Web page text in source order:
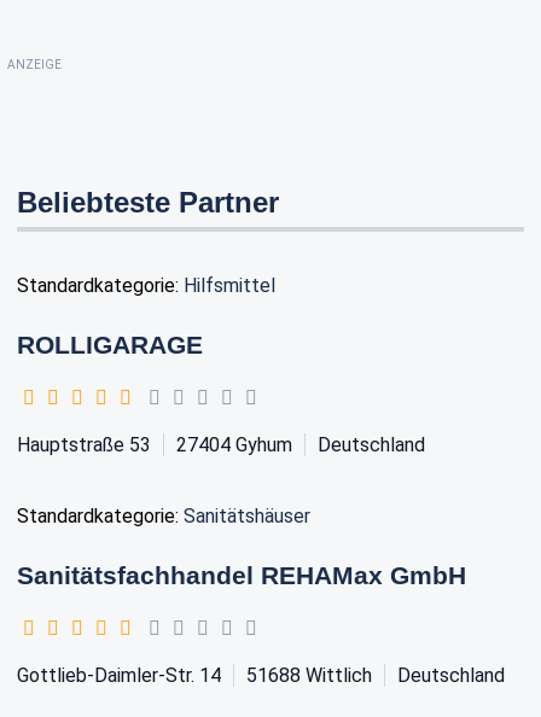
ANZEIGE
Beliebteste Partner
Standardkategorie: Hilfsmittel
ROLLIGARAGE
Hauptstraße 53 27404 Gyhum Deutschland
Standardkategorie: Sanitätshäuser
Sanitätsfachhandel REHAMax GmbH
Gottlieb-Daimler-Str. 14 51688 Wittlich Deutschland